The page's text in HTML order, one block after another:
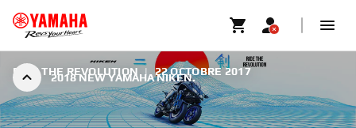
2018 NEW YAMAHA NIKEN.
RIDE THE REVOLUTION | 22 OCTOBRE 2017